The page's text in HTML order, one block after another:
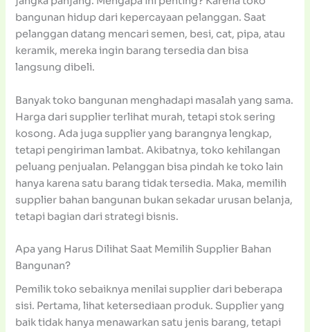
bangunan hidup dari kepercayaan pelanggan. Saat
pelanggan datang mencari semen, besi, cat, pipa, atau
keramik, mereka ingin barang tersedia dan bisa
langsung dibeli.
Banyak toko bangunan menghadapi masalah yang sama.
Harga dari supplier terlihat murah, tetapi stok sering
kosong. Ada juga supplier yang barangnya lengkap,
tetapi pengiriman lambat. Akibatnya, toko kehilangan
peluang penjualan. Pelanggan bisa pindah ke toko lain
hanya karena satu barang tidak tersedia. Maka, memilih
supplier bahan bangunan bukan sekadar urusan belanja,
tetapi bagian dari strategi bisnis.
Apa yang Harus Dilihat Saat Memilih Supplier Bahan
Bangunan?
Pemilik toko sebaiknya menilai supplier dari beberapa
sisi. Pertama, lihat ketersediaan produk. Supplier yang
baik tidak hanya menawarkan satu jenis barang, tetapi